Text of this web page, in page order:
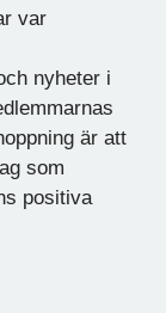
var
nyheter i
är att
som
positiva